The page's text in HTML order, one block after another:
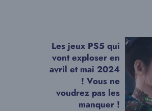
Les jeux PS5 qui
vont exploser en
avril et mai 2024
! Vous ne
voudrez pas les
manquer !